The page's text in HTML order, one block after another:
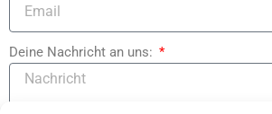
Deine Nachricht an uns: